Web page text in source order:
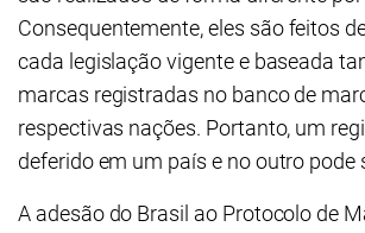
Consequentemente, eles são feitos
cada legislação vigente e baseada
marcas registradas no banco de
respectivas nações. Portanto, um
deferido em um país e no outro pode
A adesão do Brasil ao Protocolo de